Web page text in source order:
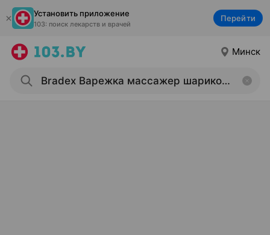
Установить приложение
103: поиск лекарств и врачей
Перейти
Минск